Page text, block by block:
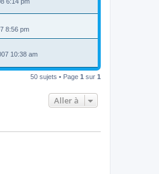
8:56 pm
10:38 am
50 sujets • Page 1 sur 1
Aller à